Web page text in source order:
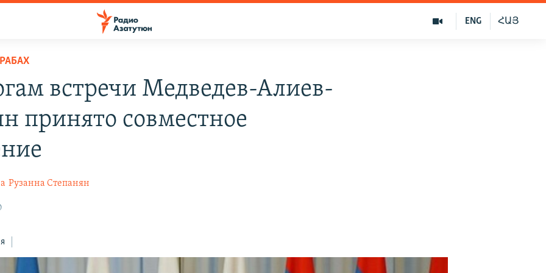
ՀԱՅ
ENG
встречи Медведев-Алиев-
принято совместное
Рузанна Степанян